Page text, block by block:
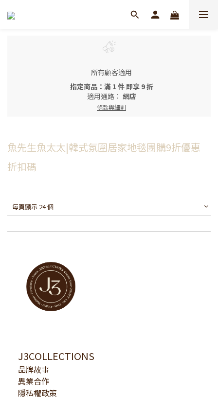
所有顧客適用
指定商品：滿 1 件 即享 9 折
適用通路： 網店
條款與細則
魚先生魚太太|韓式氛圍居家地毯團購9折優惠
折扣碼
每頁顯示 24 個
J3COLLECTIONS
品牌故事
異業合作
隱私權政策